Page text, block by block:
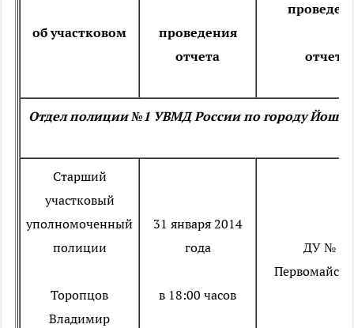
об участковом
проведения
отчета
отчета
Отдел полиции №1 УВМД России по городу
Старший
участковый
уполномоченный
полиции
Торопцов
Владимир
31 января 2014
года
в 18:00 часов
ДУ № 4,